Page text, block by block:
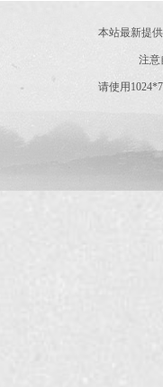
本站最新提
注意
请使用